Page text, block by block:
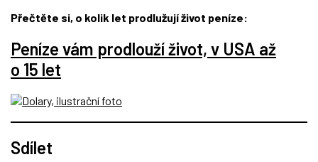
Přečtěte si, o kolik let prodlužují život peníze:
Peníze vám prodlouží život, v USA až
o 15 let
Sdílet